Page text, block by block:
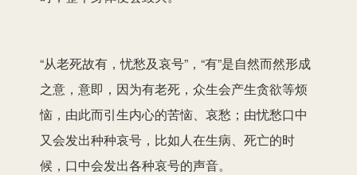
“从老死故有，忧愁及哀号”，“有”是自然而然形成
之意，意即，因为有老死，众生会产生贪欲等烦
恼，由此而引生内心的苦恼、哀愁；由忧愁口中
又会发出种种哀号，比如人在生病、死亡的时
候，口中会发出各种哀号的声音。